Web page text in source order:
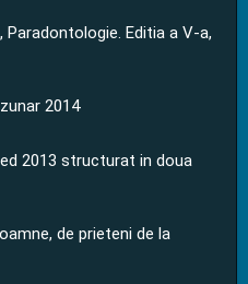
Paradontologie. Editia a V-a,
2014
2013 structurat in doua
de prieteni de la